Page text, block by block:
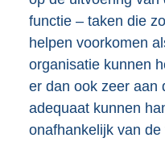
functie – taken die
helpen voorkomen
organisatie kunnen
er dan ook zeer aan
adequaat kunnen
onafhankelijk van